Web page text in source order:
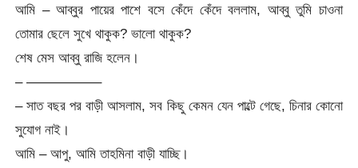
আমি – আব্বুর পায়ের পাশে বসে কেঁদে কেঁদে বললাম, আব্বু তুমি চাওনা
তোমার ছেলে সুখে থাকুক? ভালো থাকুক?
শেষ মেস আব্বু রাজি হলেন।
– —————–
– সাত বছর পর বাড়ী আসলাম, সব কিছু কেমন যেন পাল্টে গেছে, চিনার কোনো
সুযোগ নাই।
আমি – আপু, আমি তাহমিনা বাড়ী যাচ্ছি।